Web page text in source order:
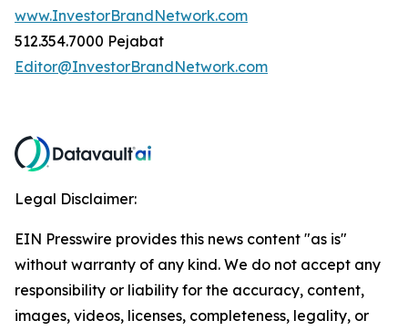
www.InvestorBrandNetwork.com
512.354.7000 Pejabat
Editor@InvestorBrandNetwork.com
Legal Disclaimer:
EIN Presswire provides this news content "as is"
without warranty of any kind. We do not accept any
responsibility or liability for the accuracy, content,
images, videos, licenses, completeness, legality, or